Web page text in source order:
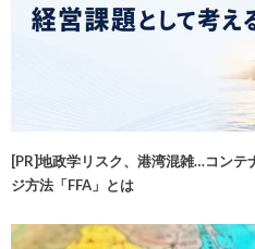
[PR]地政学リスク、港湾混雑…コンテ
ジ方法「FFA」とは